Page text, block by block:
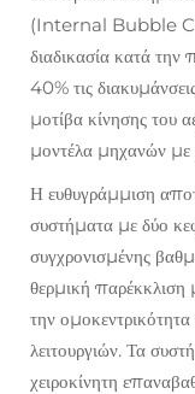
(Internal Bubble
διαδικασία κατά
40% τις
μοτίβα κίνησης του
μοντέλα μηχανών
Η ευθυγράμμιση
συστήματα με δύο
συγχρονισμένης
θερμική παρέκκλιση
την
λειτουργιών. Τα
χειροκίνητη